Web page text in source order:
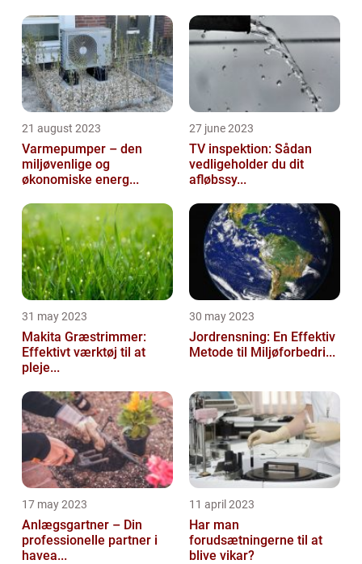
21 august 2023
Varmepumper – den
miljøvenlige og
økonomiske energ...
27 june 2023
TV inspektion: Sådan
vedligeholder du dit
afløbssy...
31 may 2023
Makita Græstrimmer:
Effektivt værktøj til at
pleje...
30 may 2023
Jordrensning: En Effektiv
Metode til Miljøforbedri...
17 may 2023
Anlægsgartner – Din
professionelle partner i
havea...
11 april 2023
Har man
forudsætningerne til at
blive vikar?